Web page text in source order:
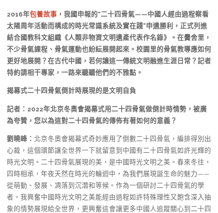
2016年包養故事，我國申報的“二十四骨氣——中國人經由過程察看
太陽周年活動而構成的時光常識系統及實在踐”申遺勝利，正式列進
結合國教科文組織《人類非物資文明遺產代表作名錄》。在黌舍里，
不少骨氣課程、骨氣運動也紛紜展開起來。校園里的骨氣教導應如何
更好地展開？在古代中國，若何讓這一傳統文明融進生涯日常？記者
特約請相干專家，一路來聽聽他們的不雅點。
揭幕式二十四骨氣倒計時展現的是文明自負
記者：2022年北京冬奧會揭幕式用二十四骨氣做倒計時情勢，被廣
為夸贊，您以為這對二十四骨氣的傳佈有著如何的意義？
劉曉峰： 北京冬奧會揭幕式奇妙應用了倒數二十四骨氣，編排得別出
心裁，這個環節讓全世界一下就留意到中國有二十四骨氣如許光輝的
時光文明。二十四骨氣展現的美，是中國時光文明之美。春來冬往，
四時相承，年夜天然在時光的輪迴中，為我們展現誕生命的魅力——
從萌動、發展、凋落到沉潛和等候。作為一個研討二十四骨氣的學
者，我興奮中國時光文明之美能經由過程如許特殊理性又飽含深入抽
象的情勢展現給全世界，更興奮這會讓更多中國人追蹤關心到二十四